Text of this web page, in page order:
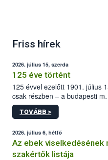
Friss hírek
2026. július 15, szerda
125 éve történt
125 évvel ezelőtt 1901. július
csak részben – a budapesti
állomás a Kis Rókus utca 15.
tervezett új épületébe.
TOVÁBB >
2026. július 6, hétfő
Az ebek viselkedésének
szakértők listája